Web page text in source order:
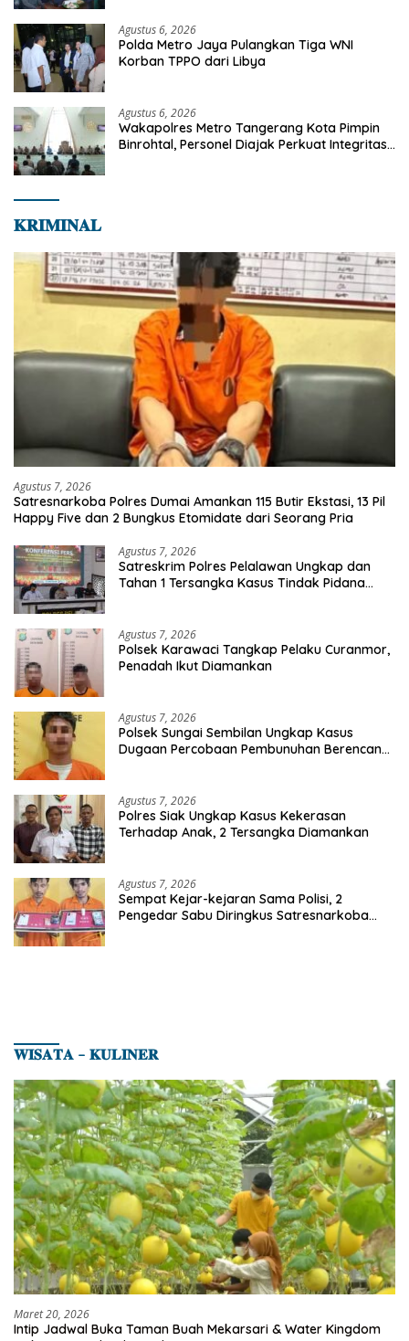
Agustus 6, 2026
Polda Metro Jaya Pulangkan Tiga WNI
Korban TPPO dari Libya
Agustus 6, 2026
Wakapolres Metro Tangerang Kota Pimpin
Binrohtal, Personel Diajak Perkuat Integritas
𝐊𝐑𝐈𝐌𝐈𝐍𝐀𝐋
Agustus 7, 2026
Satresnarkoba Polres Dumai Amankan 115 Butir Ekstasi, 13 Pil
Happy Five dan 2 Bungkus Etomidate dari Seorang Pria
Agustus 7, 2026
Satreskrim Polres Pelalawan Ungkap dan
Tahan 1 Tersangka Kasus Tindak Pidana
Agustus 7, 2026
Polsek Karawaci Tangkap Pelaku Curanmor,
Penadah Ikut Diamankan
Agustus 7, 2026
Polsek Sungai Sembilan Ungkap Kasus
Dugaan Percobaan Pembunuhan Berencana,
Agustus 7, 2026
Polres Siak Ungkap Kasus Kekerasan
Terhadap Anak, 2 Tersangka Diamankan
Agustus 7, 2026
Sempat Kejar-kejaran Sama Polisi, 2
Pengedar Sabu Diringkus Satresnarkoba
𝐖𝐈𝐒𝐀𝐓𝐀 – 𝐊𝐔𝐋𝐈𝐍𝐄𝐑
Maret 20, 2026
Intip Jadwal Buka Taman Buah Mekarsari & Water Kingdom